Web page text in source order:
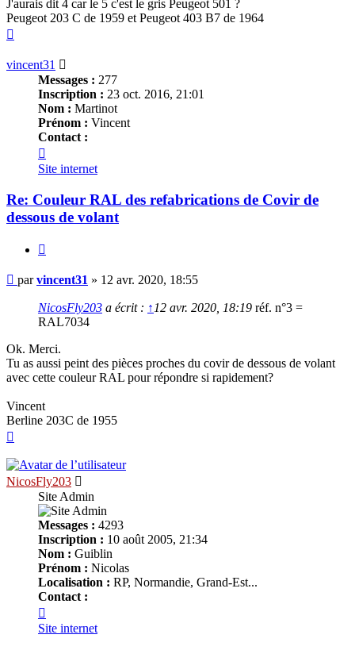
J'aurais dit 4 car le 5 c'est le gris Peugeot 501 ?
Peugeot 203 C de 1959 et Peugeot 403 B7 de 1964
vincent31
Messages : 277
Inscription : 23 oct. 2016, 21:01
Nom : Martinot
Prénom : Vincent
Contact :
vincent31
Site internet
Re: Couleur RAL des refabrications de Covir de
dessous de volant
Message
parvincent31 » 12 avr. 2020, 18:55
NicosFly203 a écrit : ↑ 12 avr. 2020, 18:19 réf. n°3 =
RAL7034
Ok. Merci.
Tu as aussi peint des pièces proches du covir de dessous de volant
avec cette couleur RAL pour répondre si rapidement?
Vincent
Berline 203C de 1955
NicosFly203
Site Admin
Messages : 4293
Inscription : 10 août 2005, 21:34
Nom : Guiblin
Prénom : Nicolas
Localisation : RP, Normandie, Grand-Est...
Contact :
NicosFly203
Site internet